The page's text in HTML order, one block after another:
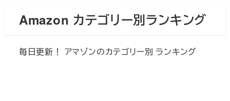
Amazon カテゴリー別ランキング
毎日更新！ アマゾンのカテゴリー別 ランキング